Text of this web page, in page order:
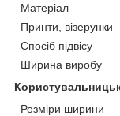
Матеріал
Принти, візерунки
Спосіб підвісу
Ширина виробу
Розміри ширини